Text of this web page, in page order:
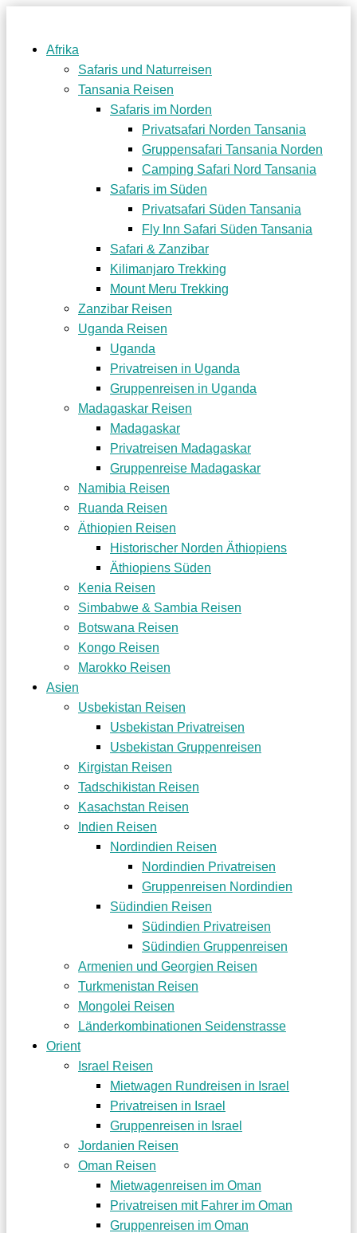
Afrika
Safaris und Naturreisen
Tansania Reisen
Safaris im Norden
Privatsafari Norden Tansania
Gruppensafari Tansania Norden
Camping Safari Nord Tansania
Safaris im Süden
Privatsafari Süden Tansania
Fly Inn Safari Süden Tansania
Safari & Zanzibar
Kilimanjaro Trekking
Mount Meru Trekking
Zanzibar Reisen
Uganda Reisen
Uganda
Privatreisen in Uganda
Gruppenreisen in Uganda
Madagaskar Reisen
Madagaskar
Privatreisen Madagaskar
Gruppenreise Madagaskar
Namibia Reisen
Ruanda Reisen
Äthiopien Reisen
Historischer Norden Äthiopiens
Äthiopiens Süden
Kenia Reisen
Simbabwe & Sambia Reisen
Botswana Reisen
Kongo Reisen
Marokko Reisen
Asien
Usbekistan Reisen
Usbekistan Privatreisen
Usbekistan Gruppenreisen
Kirgistan Reisen
Tadschikistan Reisen
Kasachstan Reisen
Indien Reisen
Nordindien Reisen
Nordindien Privatreisen
Gruppenreisen Nordindien
Südindien Reisen
Südindien Privatreisen
Südindien Gruppenreisen
Armenien und Georgien Reisen
Turkmenistan Reisen
Mongolei Reisen
Länderkombinationen Seidenstrasse
Orient
Israel Reisen
Mietwagen Rundreisen in Israel
Privatreisen in Israel
Gruppenreisen in Israel
Jordanien Reisen
Oman Reisen
Mietwagenreisen im Oman
Privatreisen mit Fahrer im Oman
Gruppenreisen im Oman